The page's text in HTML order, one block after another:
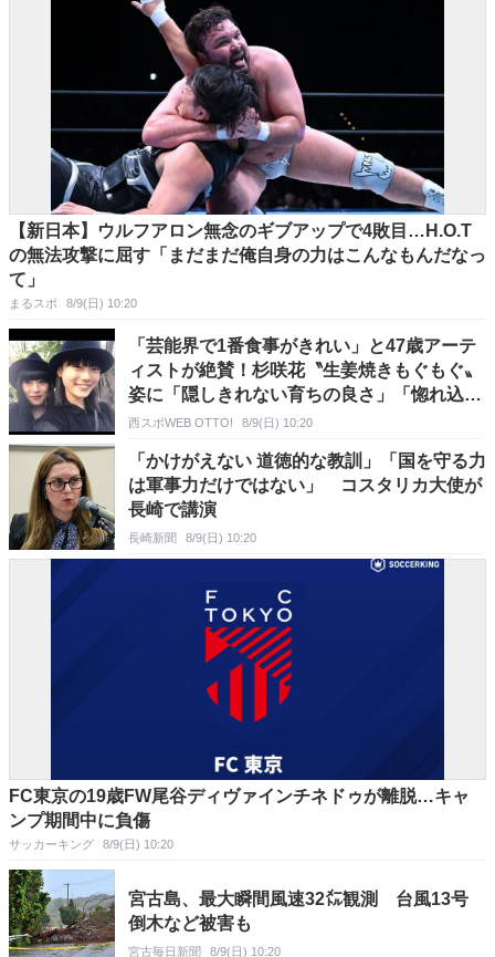
【新日本】ウルフアロン無念のギブアップで4敗目…H.O.T
の無法攻撃に屈す「まだまだ俺自身の力はこんなもんだなっ
て」
まるスポ 8/9(日) 10:20
「芸能界で1番食事がきれい」と47歳アーテ
ィストが絶賛！杉咲花〝生姜焼きもぐもぐ〟
姿に「隠しきれない育ちの良さ」「惚れ込ん
でしまう」「食べてる時の表情も…」の声
西スポWEB OTTO! 8/9(日) 10:20
「かけがえない 道徳的な教訓」「国を守る力
は軍事力だけではない」 コスタリカ大使が
長崎で講演
長崎新聞 8/9(日) 10:20
FC東京の19歳FW尾谷ディヴァインチネドゥが離脱…キャ
ンプ期間中に負傷
サッカーキング 8/9(日) 10:20
宮古島、最大瞬間風速32㍍観測 台風13号
倒木など被害も
宮古毎日新聞 8/9(日) 10:20